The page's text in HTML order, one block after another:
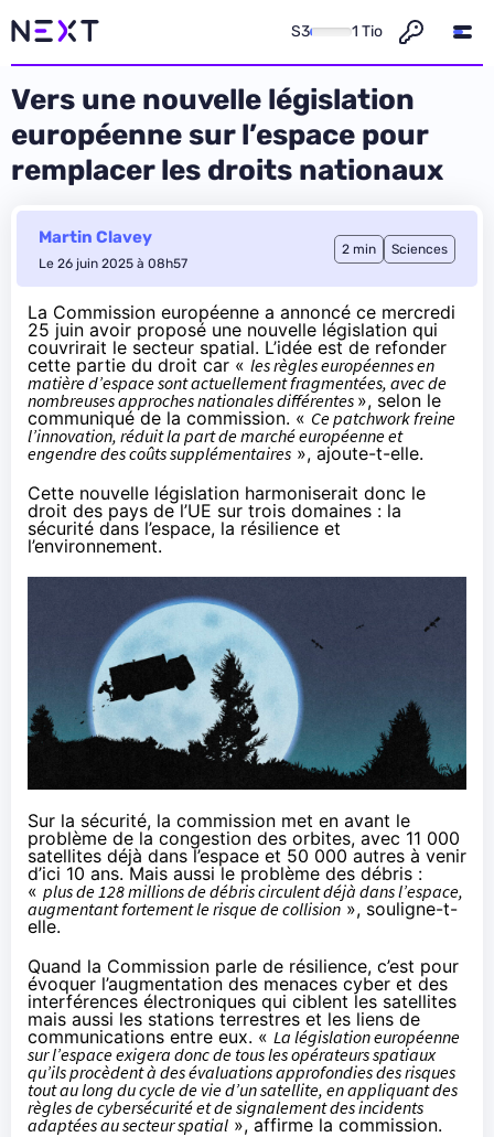
S3 1 Tio
Vers une nouvelle législation
européenne sur l’espace pour
remplacer les droits nationaux
Martin Clavey
Le 26 juin 2025 à 08h57
2 min Sciences
La Commission européenne a annoncé ce mercredi
25 juin avoir proposé une nouvelle législation qui
couvrirait le secteur spatial. L’idée est de refonder
cette partie du droit car « les règles européennes en
matière d’espace sont actuellement fragmentées, avec de
nombreuses approches nationales différentes », selon le
communiqué de la commission. « Ce patchwork freine
l’innovation, réduit la part de marché européenne et
engendre des coûts supplémentaires », ajoute-t-elle.
Cette nouvelle législation harmoniserait donc le
droit des pays de l’UE sur trois domaines : la
sécurité dans l’espace, la résilience et
l’environnement.
Sur la sécurité, la commission met en avant le
problème de la congestion des orbites, avec 11 000
satellites déjà dans l’espace et 50 000 autres à venir
d’ici 10 ans. Mais aussi le problème des débris :
« plus de 128 millions de débris circulent déjà dans l’espace,
augmentant fortement le risque de collision», souligne-t-
elle.
Quand la Commission parle de résilience, c’est pour
évoquer l’augmentation des menaces cyber et des
interférences électroniques qui ciblent les satellites
mais aussi les stations terrestres et les liens de
communications entre eux. « La législation européenne
sur l’espace exigera donc de tous les opérateurs spatiaux
qu’ils procèdent à des évaluations approfondies des risques
tout au long du cycle de vie d’un satellite, en appliquant des
règles de cybersécurité et de signalement des incidents
adaptées au secteur spatial », affirme la commission.